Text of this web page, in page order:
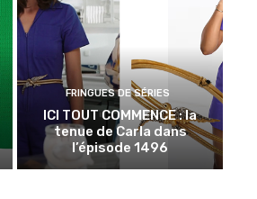
FRINGUES DE SÉRIES
ICI TOUT COMMENCE : la
tenue de Carla dans
l’épisode 1496